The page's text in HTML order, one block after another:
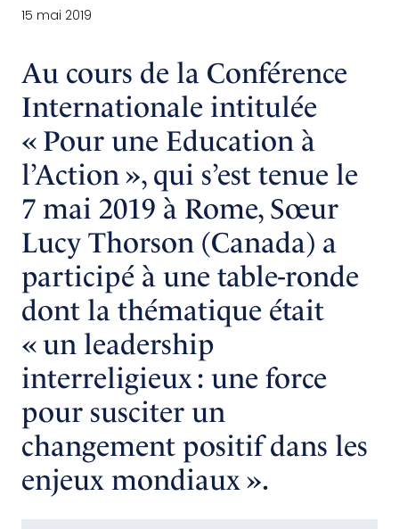
15 mai 2019
Au cours de la Conférence
Internationale intitulée
« Pour une Education à
l’Action », qui s’est tenue le
7 mai 2019 à Rome, Sœur
Lucy Thorson (Canada) a
participé à une table-ronde
dont la thématique était
« un leadership
interreligieux : une force
pour susciter un
changement positif dans les
enjeux mondiaux ».